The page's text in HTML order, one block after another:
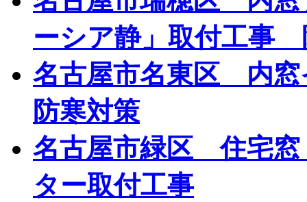
ーシア静」取付工事
名古屋市名東区 内
防寒対策
名古屋市緑区 住宅
ター取付工事